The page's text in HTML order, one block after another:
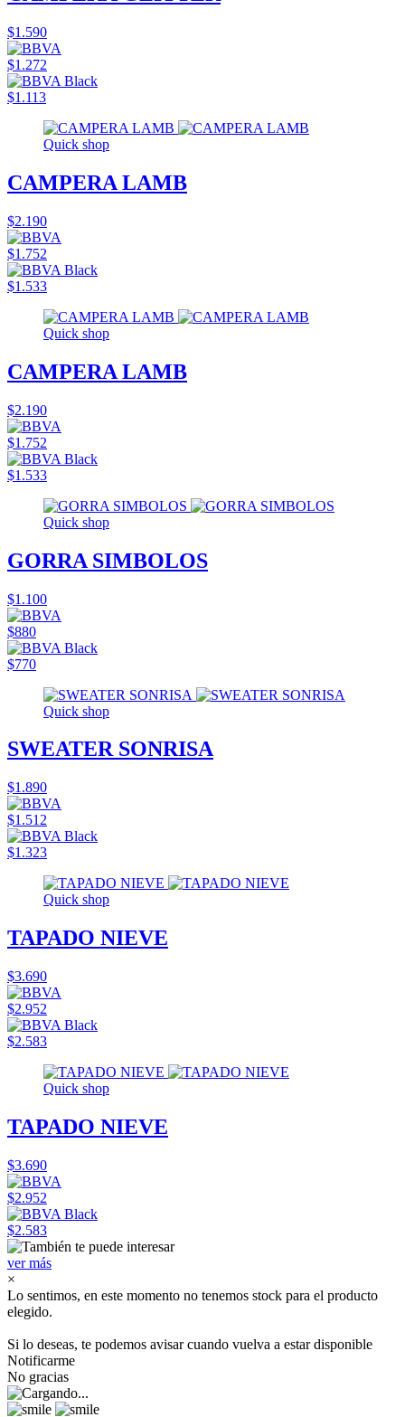
$1.590
$1.272
$1.113
Quick shop
CAMPERA LAMB
$2.190
$1.752
$1.533
Quick shop
CAMPERA LAMB
$2.190
$1.752
$1.533
Quick shop
GORRA SIMBOLOS
$1.100
$880
$770
Quick shop
SWEATER SONRISA
$1.890
$1.512
$1.323
Quick shop
TAPADO NIEVE
$3.690
$2.952
$2.583
Quick shop
TAPADO NIEVE
$3.690
$2.952
$2.583
ver más
×
Lo sentimos, en este momento no tenemos stock para el producto
elegido.
Si lo deseas, te podemos avisar cuando vuelva a estar disponible
Notificarme
No gracias